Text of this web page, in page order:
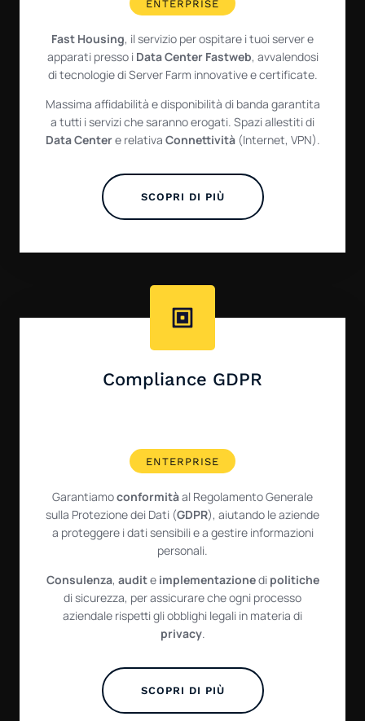
ENTERPRISE
Fast Housing, il servizio per ospitare i tuoi server e
apparati presso i Data Center Fastweb, avvalendosi
di tecnologie di Server Farm innovative e certificate.
Massima affidabilità e disponibilità di banda garantita
a tutti i servizi che saranno erogati. Spazi allestiti di
Data Centere relativa Connettività(Internet, VPN).
SCOPRI DI PIÙ
Compliance GDPR
ENTERPRISE
Garantiamoconformitàal Regolamento Generale
sulla Protezione dei Dati (GDPR), aiutando le aziende
a proteggere i dati sensibili e a gestire informazioni
personali.
Consulenza, audite implementazionedi politiche
di sicurezza, per assicurare che ogni processo
aziendale rispetti gli obblighi legali in materia di
privacy.
SCOPRI DI PIÙ